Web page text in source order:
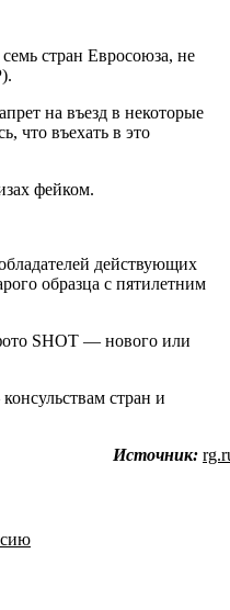
на въезд в некоторые
въехать в это
фейком.
действующих
образца с пятилетним
SHOT — нового или
стран и
Источник: